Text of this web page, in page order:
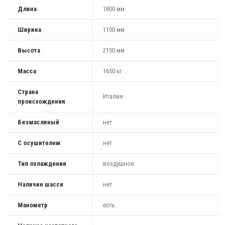
Длина 1800 мм
Ширина 1100 мм
Высота 2150 мм
Масса 1650 кг
Страна
происхождения
Италия
Безмасляный нет
С осушителем нет
Тип охлаждения воздушное
Наличие шасси нет
Манометр есть